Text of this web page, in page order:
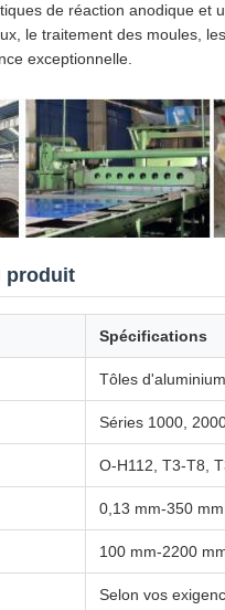
de réaction anodique et
le traitement des moules,
exceptionnelle.
produit
Spécifications
Tôles d'aluminium
Séries 1000,
O-H112, T3-T8,
0,13 mm-350 mm
100 mm-2200
Selon vos